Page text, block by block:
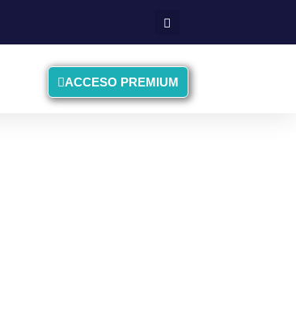
ACCESO PREMIUM